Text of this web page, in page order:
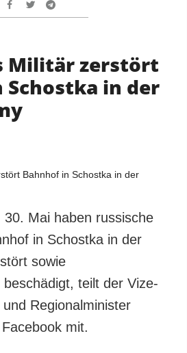
Militär zerstört
Schostka in der
Mai haben russische
in Schostka in der
sowie
teilt der Vize-
Regionalminister
Facebook mit.